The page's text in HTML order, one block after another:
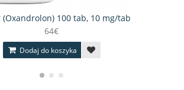
(Oxandrolon) 100 tab, 10 mg/tab
64€
Dodaj do koszyka